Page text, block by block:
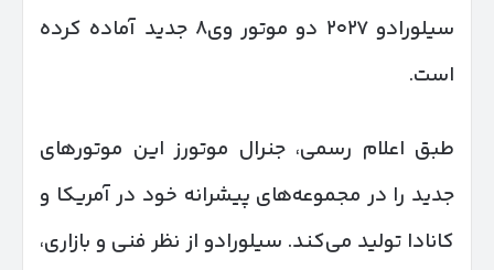
سیلورادو ۲۰۲۷ دو موتور وی۸ جدید آماده کرده
است.
طبق اعلام رسمی، جنرال موتورز این موتورهای
جدید را در مجموعه‌های پیشرانه خود در آمریکا و
کانادا تولید می‌کند. سیلورادو از نظر فنی و بازاری،